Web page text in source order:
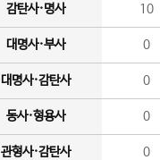
감탄사·명사 10
대명사·부사 0
대명사·감탄사 0
동사·형용사 0
관형사·감탄사 0